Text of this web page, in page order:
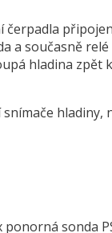
a současně
hladina
hladiny,
ponorná sonda